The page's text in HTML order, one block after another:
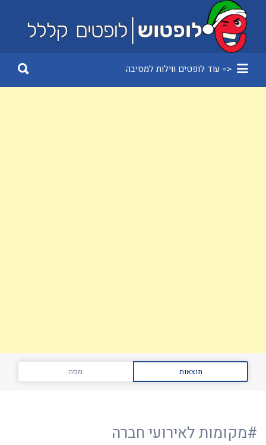
Search
for:
<= עוד לופטים ווילות למסיבה
for:
תוצאות מפה
#מקומות לאירועי חברה